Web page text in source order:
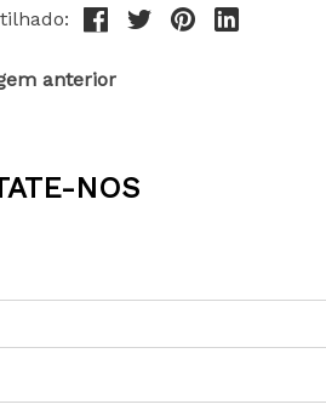
anterior
NOS